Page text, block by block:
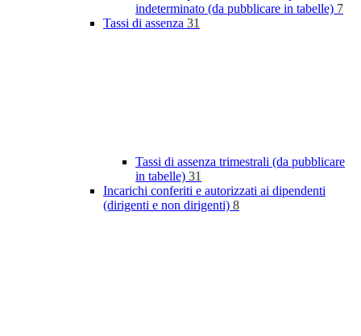
indeterminato (da pubblicare in tabelle) 7
Tassi di assenza 31
Tassi di assenza trimestrali (da pubblicare
in tabelle) 31
Incarichi conferiti e autorizzati ai dipendenti
(dirigenti e non dirigenti) 8